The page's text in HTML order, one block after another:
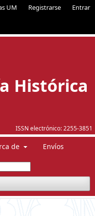
UM Registrarse Entrar
ISSN electrónico: 2255-3851
Histórica
de Envíos